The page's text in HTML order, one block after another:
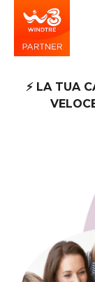
⚡ LA TUA